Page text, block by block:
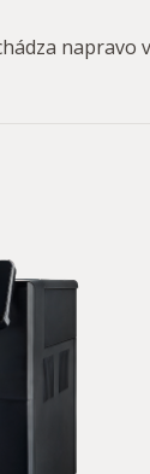
napravo